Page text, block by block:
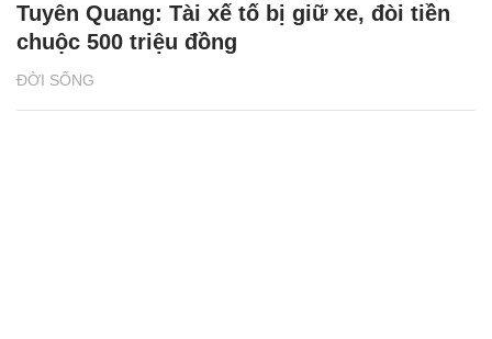
ĐỜI SỐNG
Tuyên Quang: Tài xế tố bị giữ xe, đòi tiền
chuộc 500 triệu đồng